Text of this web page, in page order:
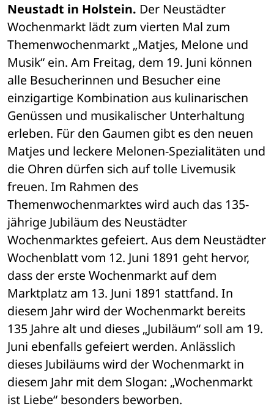
Neustadt in Holstein. Der Neustädter
Wochenmarkt lädt zum vierten Mal zum
Themenwochenmarkt „Matjes, Melone und
Musik“ ein. Am Freitag, dem 19. Juni können
alle Besucherinnen und Besucher eine
einzigartige Kombination aus kulinarischen
Genüssen und musikalischer Unterhaltung
erleben. Für den Gaumen gibt es den neuen
Matjes und leckere Melonen-Spezialitäten und
die Ohren dürfen sich auf tolle Livemusik
freuen. Im Rahmen des
Themenwochenmarktes wird auch das 135-
jährige Jubiläum des Neustädter
Wochenmarktes gefeiert. Aus dem Neustädter
Wochenblatt vom 12. Juni 1891 geht hervor,
dass der erste Wochenmarkt auf dem
Marktplatz am 13. Juni 1891 stattfand. In
diesem Jahr wird der Wochenmarkt bereits
135 Jahre alt und dieses „Jubiläum“ soll am 19.
Juni ebenfalls gefeiert werden. Anlässlich
dieses Jubiläums wird der Wochenmarkt in
diesem Jahr mit dem Slogan: „Wochenmarkt
ist Liebe“ besonders beworben.